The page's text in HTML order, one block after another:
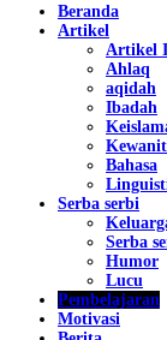
Beranda
Artikel
Artikel
Ahlaq
aqidah
Ibadah
Bahasa
Serba serbi
Serba
Humor
Lucu
Pembelajaran
Motivasi